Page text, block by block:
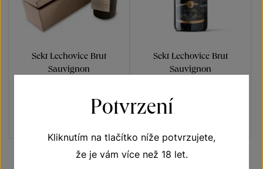
Sekt Lechovice Brut
Sauvignon
jakostní šumivé víno 2021
Sekt Lechovice Brut
Sauvignon
jakostní šumivé víno 2023
Šarže 2385
Potvrzení
Kliknutím na tlačítko níže potvrzujete,
že je vám více než 18 let.